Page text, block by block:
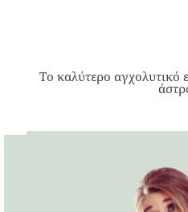
Το καλύτερο αγχολυτικό